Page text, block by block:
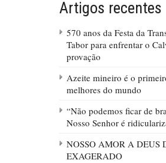
Artigos recentes
570 anos da Festa da
Tabor para enfrentar o
provação
Azeite mineiro é o
melhores do mundo
“Não podemos ficar de
Nosso Senhor é
NOSSO AMOR A DEUS
EXAGERADO